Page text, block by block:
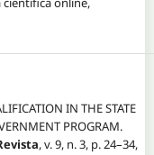
IN THE STATE
PROGRAM.
, v. 9, n. 3, p. 24–34,